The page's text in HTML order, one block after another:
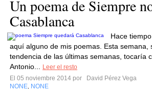
Un poema de Siempre
Casablanca
Hace
aquí alguno de mis poemas. Esta semana,
tendencia de las últimas semanas, tocaría
Antonio...
Leer el resto
El 05 noviembre 2014 por
David Pérez Vega
NONE NONE